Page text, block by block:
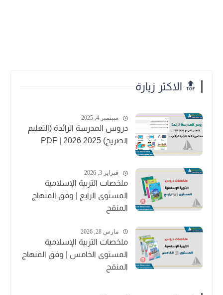
🔝 الاكثر زيارة
سبتمبر 4, 2025
دروس المدرسة الرائدة (التعليم
الصريح) 2025 2026 | PDF
فبراير 3, 2026
ملخصات التربية الإسلامية
المستوى الرابع | وفق المنهاج
المنقح
مارس 28, 2026
ملخصات التربية الإسلامية
المستوى الخامس | وفق المنهاج
المنقح